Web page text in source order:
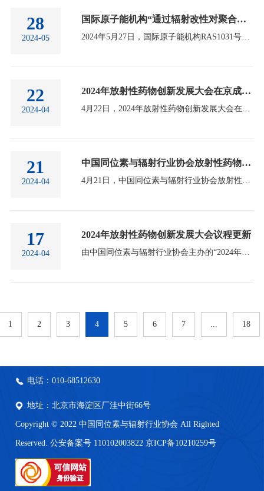
28
2024-05
国际原子能机构“通过辐射改性对聚合物废物进行再利用和回收用于工业品生产”协调会议在上海顺利开幕
2024年5月27日，国际原子能机构RAS1031号技术合作项目“通过辐射改性对聚合物废物进行再利用和回收用于工业品生产（二期）”框架内第一次协调会议（FirstCoordination Meeting for IAEA technical cooperation project RAS 1031-&amp;amp;quot;Reutilizing and Recycling Polymeric Waste through Radiation Modificationfor the Production of Industrial Goods - Phase II&amp;amp;quot;）在上海嘉定顺利开幕。此次会议由国际原子能机构主办、中国科学院上海应用物理研究所和中国同位素与辐射行业协会共同承办，会议得到了上海市核学会和中国核学会辐射研…
22
2024-04
2024年放射性药物创新发展大会在京成功举行
4月22日，2024年放射性药物创新发展大会在北京成功举行。大会主题为“共创放药发展新未来”，由中国同位素与辐射行业协会主办。中国同位素与辐射行业协会理事长、中国核工业集团有限公司党组成员、副总经理申彦锋，国家原子能机构、国家卫生健康委、生态环境部等部委代表出席大会并致辞。申彦锋表示，核技术融合发展的时代潮流，正在加速向经济社会各个领域广泛渗透，培育以核技术应用产业为代表的新质生产力，已经成为把握新一轮科技革命和产业变革新机遇的战略性选择。“放射性药物”“核医疗”等核技术应用产业在推动经济持续发展、保障…
21
2024-04
中国同位素与辐射行业协会放射性药物分会第一届理事会第一次会议成功召开
4月21日，中国同位素与辐射行业协会放射性药物分会第一届理事会第一次会议在北京召开。协会放射性药物分会第一届理事会理事长孔繁圃主持会议，来自国内放射性药物领域的科研院所、高校、医疗机构及中外企业的领导和代表共40余人出席会议。会上，中国同位素与辐射行业协会秘书长郭丽莉介绍了协会放射性药物分会的组建背景和筹备工作。协会放射性药物分会理事长孔繁圃作理事会工作计划报告。报告指出，我国放射性药物研发及整个产业迎来了难得的发展机遇，近年来呈现出蓬勃发展态势。协会放射性药物分会的成立也被新时代赋予了更多积极的意义…
17
2024-04
2024年放射性药物创新发展大会议程更新
由中国同位素与辐射行业协会主办的“2024年放射性药物创新发展大会”，即将于4月22日在北京举行。大会邀请了行业主管部门、业内科研院所、高校、医疗机构及行业领军企业等各方代表出席。敬请关注期待！关于大会：习近平总书记指出，坚持面向人民生命健康，不断向科学技术广度和深度进军；党的二十大报告中明确提出“推进健康中国建设”；2024年政府工作报告在今年十大任务中提出“加快创新药等产业发展”，为放射性药物创新发展指明了方向。自2021年国家原子能机构联合八部委发布《医用同位素中长期发展规划（2021-2035年）》，2023年国家卫…
1 2 3 4 5 6 7 ... 18
电话：010-68512630
地址：北京市海淀区厂洼中街66号
Copyright © 2022 中国同位素与辐射行业协会 All Righted
Reserved. 公安备案号 110102003822京ICP备10210259号